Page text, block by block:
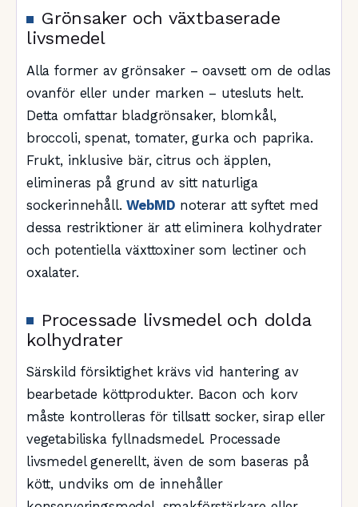
Grönsaker och växtbaserade
livsmedel
Alla former av grönsaker – oavsett om de odlas
ovanför eller under marken – utesluts helt.
Detta omfattar bladgrönsaker, blomkål,
broccoli, spenat, tomater, gurka och paprika.
Frukt, inklusive bär, citrus och äpplen,
elimineras på grund av sitt naturliga
sockerinnehåll.WebMD noterar att syftet med
dessa restriktioner är att eliminera kolhydrater
och potentiella växttoxiner som lectiner och
oxalater.
Processade livsmedel och dolda
kolhydrater
Särskild försiktighet krävs vid hantering av
bearbetade köttprodukter. Bacon och korv
måste kontrolleras för tillsatt socker, sirap eller
vegetabiliska fyllnadsmedel. Processade
livsmedel generellt, även de som baseras på
kött, undviks om de innehåller